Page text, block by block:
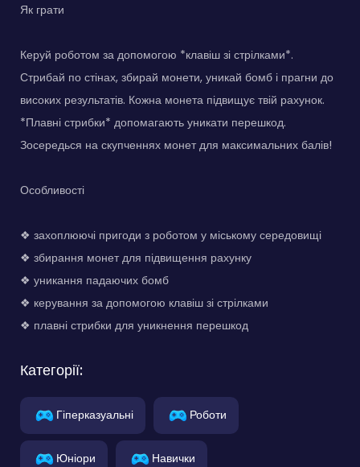
Як грати
Керуй роботом за допомогою *клавіш зі стрілками*.
Стрибай по стінах, збирай монети, уникай бомб і прагни до
високих результатів. Кожна монета підвищує твій рахунок.
*Плавні стрибки* допомагають уникати перешкод.
Зосередься на скупченнях монет для максимальних балів!
Особливості
❖ захоплюючі пригоди з роботом у міському середовищі
❖ збирання монет для підвищення рахунку
❖ уникання падаючих бомб
❖ керування за допомогою клавіш зі стрілками
❖ плавні стрибки для уникнення перешкод
Категорії:
Гіперказуальні Роботи
Юніори Навички